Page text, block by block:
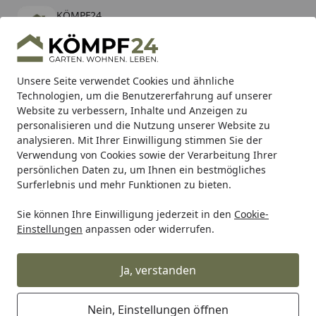
Unsere Seite verwendet Cookies und ähnliche
Technologien, um die Benutzererfahrung auf unserer
Website zu verbessern, Inhalte und Anzeigen zu
personalisieren und die Nutzung unserer Website zu
analysieren. Mit Ihrer Einwilligung stimmen Sie der
Verwendung von Cookies sowie der Verarbeitung Ihrer
persönlichen Daten zu, um Ihnen ein bestmögliches
Surferlebnis und mehr Funktionen zu bieten.
Sie können Ihre Einwilligung jederzeit in den Cookie-
Einstellungen anpassen oder widerrufen.
Ja, verstanden
Nein, Einstellungen öffnen
KÖMPF24
kostenlos - Im App Store
Hotline
Alle Produkte
Mein Konto
Suchen
Karibu Pools inkl. gratis Sandfilteranlage & Pool-
Starterset (Gesamtwert bis 468,99€)
Startseite
Ubbink Ubbink Fischfutter Ubbink HEIKO - Sturgeon
Ubbink HEIKO - Sturgeon Energy
Menu 6 mm Pellets - 3 l